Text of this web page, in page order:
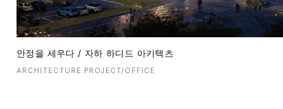
안정을 세우다 / 자하 하디드 아키텍츠
ARCHITECTURE PROJECT/OFFICE